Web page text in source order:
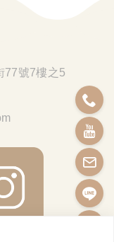
77號7樓之5